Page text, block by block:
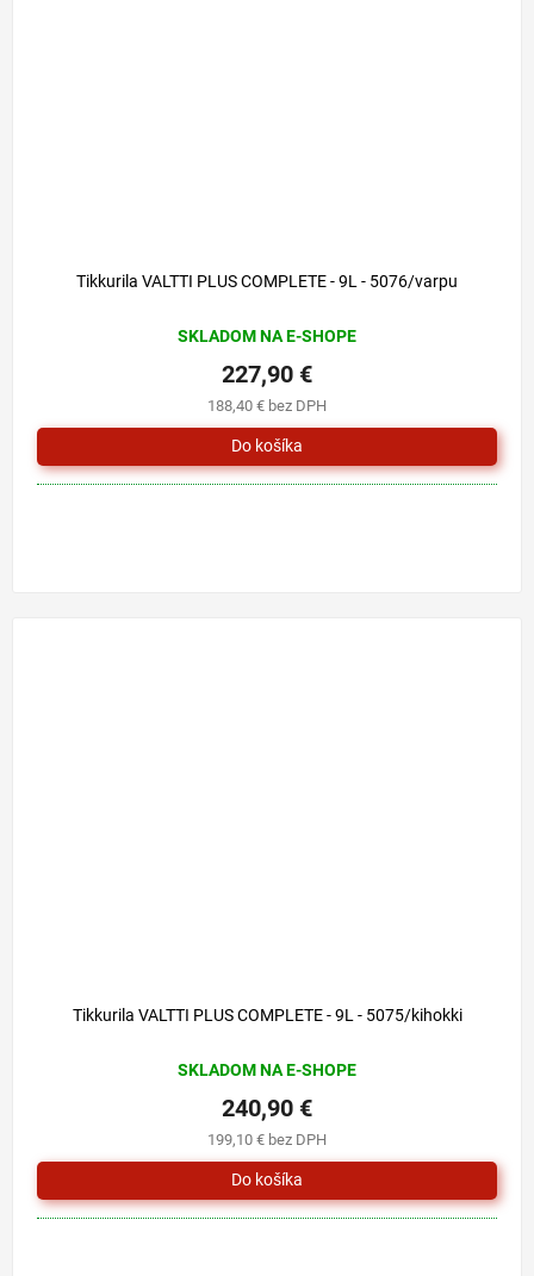
Tikkurila VALTTI PLUS COMPLETE - 9L - 5076/varpu
SKLADOM NA E-SHOPE
188,40 € bez DPH
227,90 €
Tikkurila VALTTI PLUS COMPLETE - 9L - 5075/kihokki
SKLADOM NA E-SHOPE
199,10 € bez DPH
240,90 €